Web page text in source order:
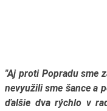
"Aj proti Popradu sme
nevyužili sme šance a
ďalšie dva rýchlo v